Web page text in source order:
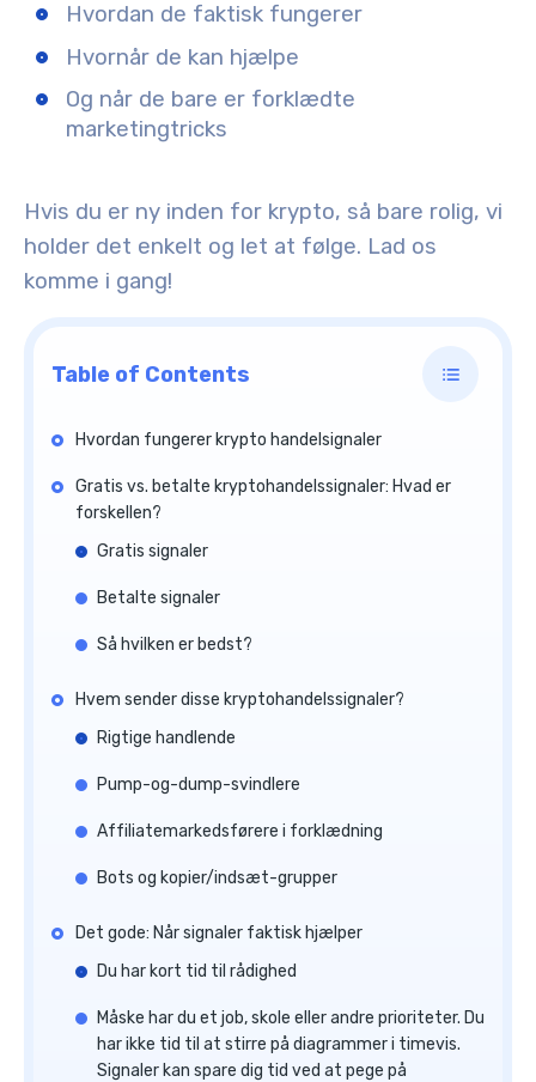
Hvordan de faktisk fungerer
Hvornår de kan hjælpe
Og når de bare er forklædte
marketingtricks
Hvis du er ny inden for krypto, så bare rolig, vi
holder det enkelt og let at følge. Lad os
komme i gang!
Table of Contents
Hvordan fungerer krypto handelsignaler
Gratis vs. betalte kryptohandelssignaler: Hvad er
forskellen?
Gratis signaler
Betalte signaler
Så hvilken er bedst?
Hvem sender disse kryptohandelssignaler?
Rigtige handlende
Pump-og-dump-svindlere
Affiliatemarkedsførere i forklædning
Bots og kopier/indsæt-grupper
Det gode: Når signaler faktisk hjælper
Du har kort tid til rådighed
Måske har du et job, skole eller andre prioriteter. Du
har ikke tid til at stirre på diagrammer i timevis.
Signaler kan spare dig tid ved at pege på